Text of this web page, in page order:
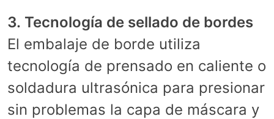
3. Tecnología de sellado de bordes
El embalaje de borde utiliza
tecnología de prensado en caliente o
soldadura ultrasónica para presionar
sin problemas la capa de máscara y